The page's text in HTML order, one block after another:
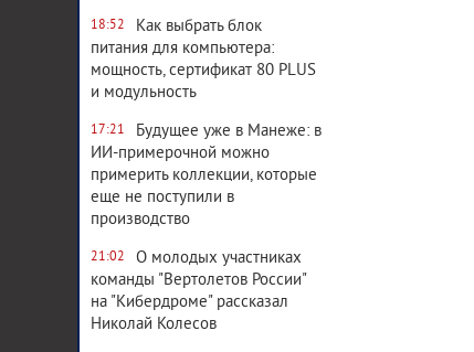
18:52
Как выбрать блок
питания для компьютера:
мощность, сертификат 80 PLUS
и модульность
17:21
Будущее уже в Манеже: в
ИИ-примерочной можно
примерить коллекции, которые
еще не поступили в
производство
21:02
О молодых участниках
команды "Вертолетов России"
на "Кибердроме" рассказал
Николай Колесов